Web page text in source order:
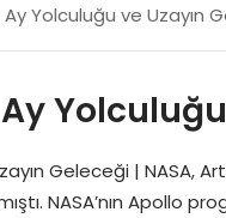
Yolculuğu ve Uzayın
Geleceği | NASA,
NASA’nın Apollo